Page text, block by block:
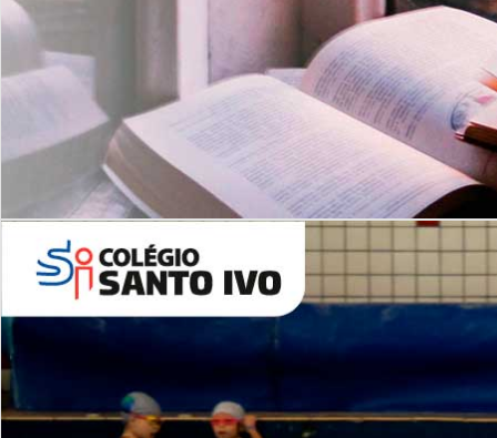
Leituras Literárias
6º AO 9º ANO FUNDAMENTAL
Inglês: Turmas Reduzidas
(Proficiência)
ALUNOS NOVOS
Entre em Contato